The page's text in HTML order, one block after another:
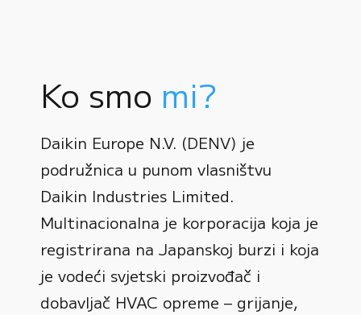
Ko smo mi?
Daikin Europe N.V. (DENV) je
podružnica u punom vlasništvu
Daikin Industries Limited.
Multinacionalna je korporacija koja je
registrirana na Japanskoj burzi i koja
je vodeći svjetski proizvođač i
dobavljač HVAC opreme – grijanje,
0